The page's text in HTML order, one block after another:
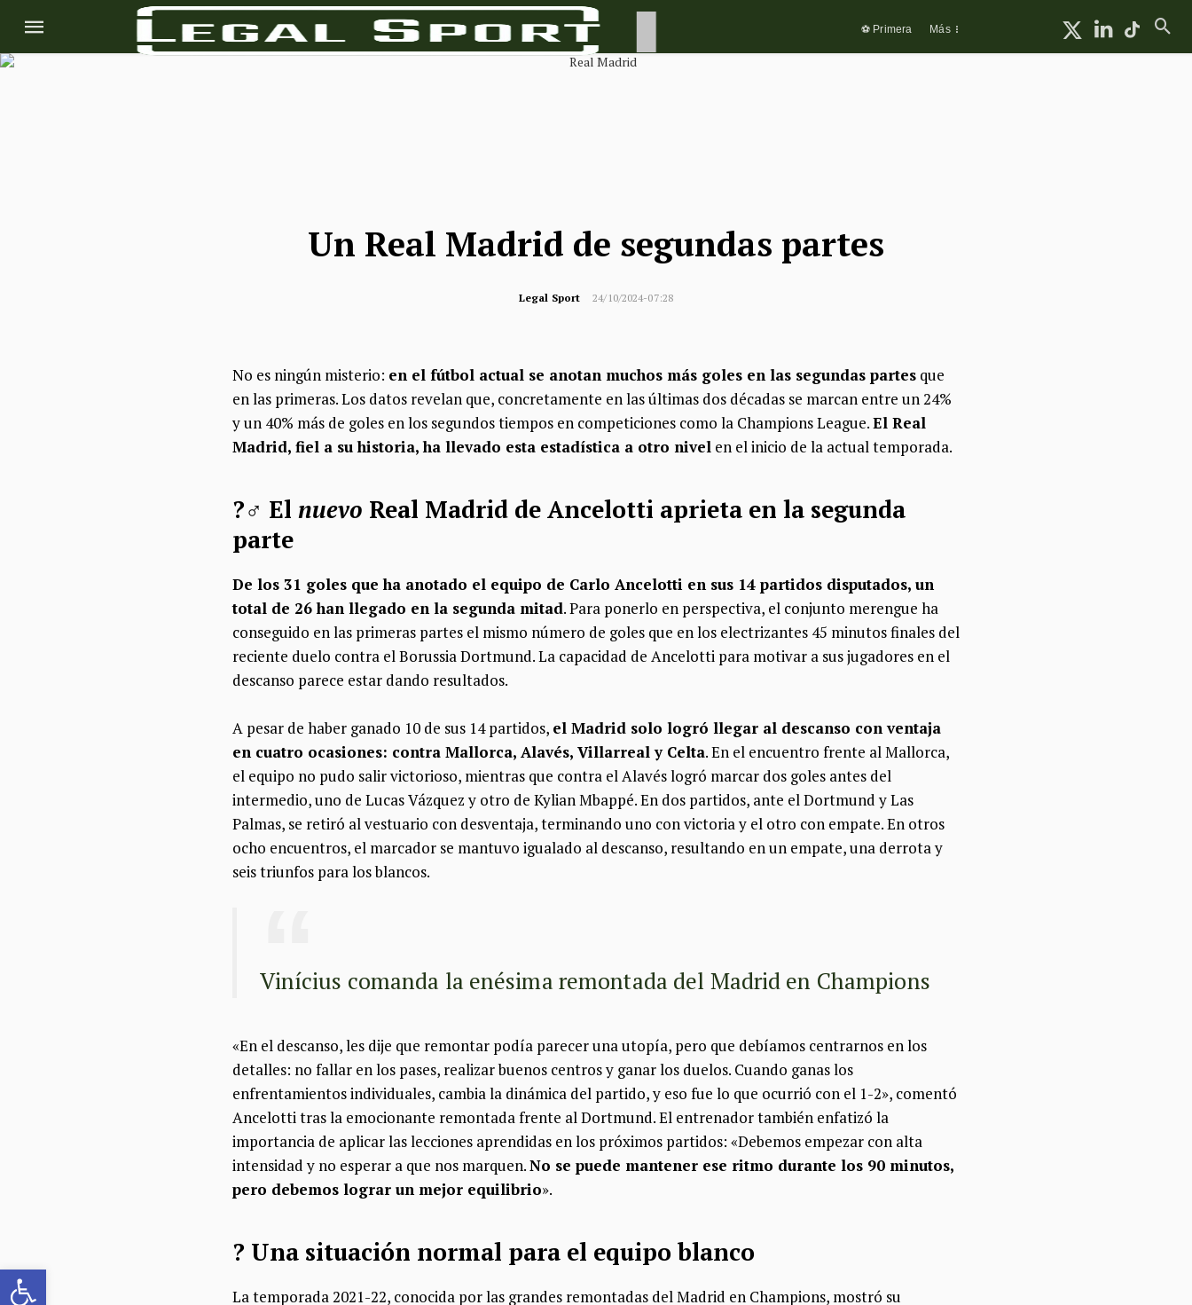
Abrir barra de herramientas
⚽ Primera Más
Un Real Madrid de segundas partes
Legal Sport 24/10/2024-07:28
No es ningún misterio: en el fútbol actual se anotan muchos más goles en las segundas partes que
en las primeras. Los datos revelan que, concretamente en las últimas dos décadas se marcan entre un 24%
y un 40% más de goles en los segundos tiempos en competiciones como la Champions League.El Real
Madrid, fiel a su historia, ha llevado esta estadística a otro nivel en el inicio de la actual temporada.
?‍♂️​ El nuevo Real Madrid de Ancelotti aprieta en la segunda
parte
De los 31 goles que ha anotado el equipo de Carlo Ancelotti en sus 14 partidos disputados, un
total de 26 han llegado en la segunda mitad. Para ponerlo en perspectiva, el conjunto merengue ha
conseguido en las primeras partes el mismo número de goles que en los electrizantes 45 minutos finales del
reciente duelo contra el Borussia Dortmund. La capacidad de Ancelotti para motivar a sus jugadores en el
descanso parece estar dando resultados.
A pesar de haber ganado 10 de sus 14 partidos, el Madrid solo logró llegar al descanso con ventaja
en cuatro ocasiones: contra Mallorca, Alavés, Villarreal y Celta. En el encuentro frente al Mallorca,
el equipo no pudo salir victorioso, mientras que contra el Alavés logró marcar dos goles antes del
intermedio, uno de Lucas Vázquez y otro de Kylian Mbappé. En dos partidos, ante el Dortmund y Las
Palmas, se retiró al vestuario con desventaja, terminando uno con victoria y el otro con empate. En otros
ocho encuentros, el marcador se mantuvo igualado al descanso, resultando en un empate, una derrota y
seis triunfos para los blancos.
Vinícius comanda la enésima remontada del Madrid en Champions
«En el descanso, les dije que remontar podía parecer una utopía, pero que debíamos centrarnos en los
detalles: no fallar en los pases, realizar buenos centros y ganar los duelos. Cuando ganas los
enfrentamientos individuales, cambia la dinámica del partido, y eso fue lo que ocurrió con el 1-2», comentó
Ancelotti tras la emocionante remontada frente al Dortmund. El entrenador también enfatizó la
importancia de aplicar las lecciones aprendidas en los próximos partidos: «Debemos empezar con alta
intensidad y no esperar a que nos marquen.No se puede mantener ese ritmo durante los 90 minutos,
pero debemos lograr un mejor equilibrio».
​?​ Una situación normal para el equipo blanco
La temporada 2021-22, conocida por las grandes remontadas del Madrid en Champions, mostró su